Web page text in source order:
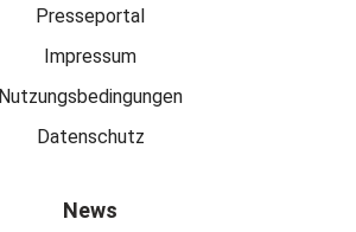
Presseportal
Impressum
Nutzungsbedingungen
Datenschutz
News